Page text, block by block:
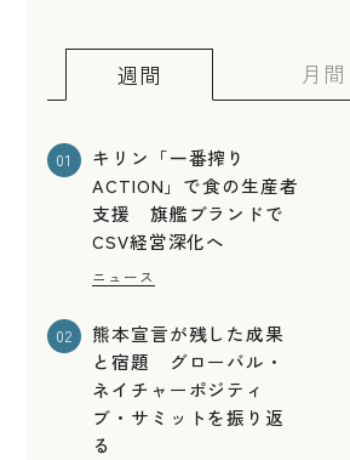
週間 月間
01
キリン「一番搾り
ACTION」で食の生産者
支援 旗艦ブランドで
CSV経営深化へ
ニュース
02
熊本宣言が残した成果
と宿題 グローバル・
ネイチャーポジティ
ブ・サミットを振り返
る